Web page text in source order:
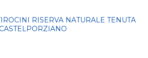
RISERVA NATURALE TENUTA